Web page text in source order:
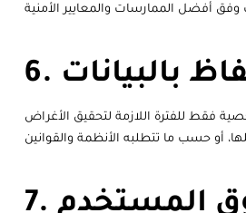
بالبيانات
فقط للفترة اللازمة لتحقيق الأغراض
المستخدم